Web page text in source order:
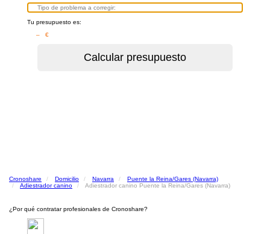
Tu presupuesto es:
– €
Cronoshare Domicilio Navarra
Puente la Reina/Gares (Navarra)
Adiestrador canino
Adiestrador canino Puente la Reina/Gares (Navarra)
¿Por qué contratar profesionales de Cronoshare?